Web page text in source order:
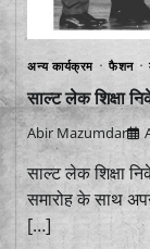
अन्य कार्यक्रम फैशन
साल्ट लेक शिक्षा
Abir Mazumdar
साल्ट लेक शिक्षा
समारोह के साथ
[…]